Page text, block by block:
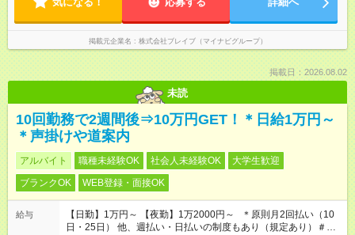
掲載元企業名 株式会社ブレイブ（マイナビグループ）
掲載日：2026.08.02
未読
10回勤務で2週間後⇒10万円GET！＊日給1万円～
＊声掛けや道案内
アルバイト 職種未経験OK 社会人未経験OK
大学生歓迎
ブランクOK
WEB登録・面接OK
給与
【日勤】1万円～ 【夜勤】1万2000円～ ＊原則月2回払い（10
日・25日） 他、週払い・日払いの制度もあり（規定あり）＃日